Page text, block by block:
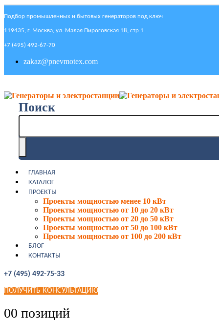
Подбор промышленных и бытовых генераторов под ключ
119435, г. Москва, ул. Малая Пироговская 18, стр 1
+7 (495) 492-67-70
zakaz@pnevmotex.com
Поиск
ГЛАВНАЯ
КАТАЛОГ
ПРОЕКТЫ
Проекты мощностью менее 10 кВт
Проекты мощностью от 10 до 20 кВт
Проекты мощностью от 20 до 50 кВт
Проекты мощностью от 50 до 100 кВт
Проекты мощностью от 100 до 200 кВт
БЛОГ
КОНТАКТЫ
+7 (495) 492-75-33
ПОЛУЧИТЬ КОНСУЛЬТАЦИЮ
00 позиций